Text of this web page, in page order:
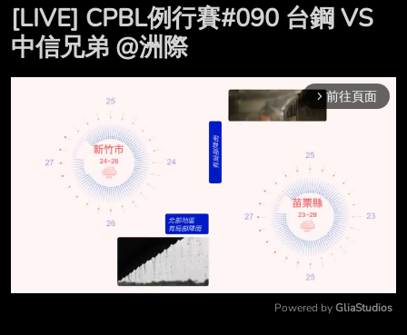
[LIVE] CPBL例行賽#090 台鋼 VS
中信兄弟 @洲際
arrow_forward_ios 前往頁面
Powered by GliaStudios